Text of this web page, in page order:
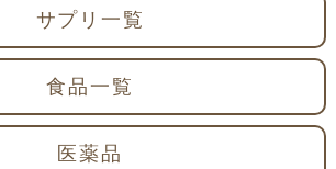
サプリ一覧
食品一覧
医薬品